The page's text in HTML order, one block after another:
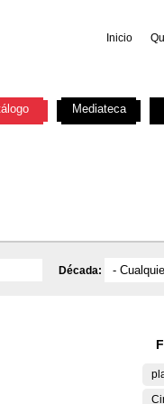
Inicio
Década:
Mediateca